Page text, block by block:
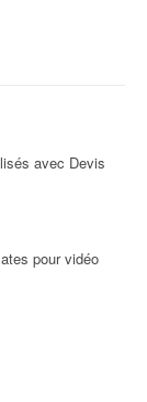
avec Devis
pour vidéo